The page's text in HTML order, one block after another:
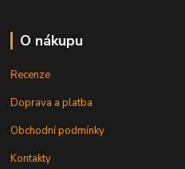
O nákupu
Recenze
Doprava a platba
Obchodní podmínky
Kontakty